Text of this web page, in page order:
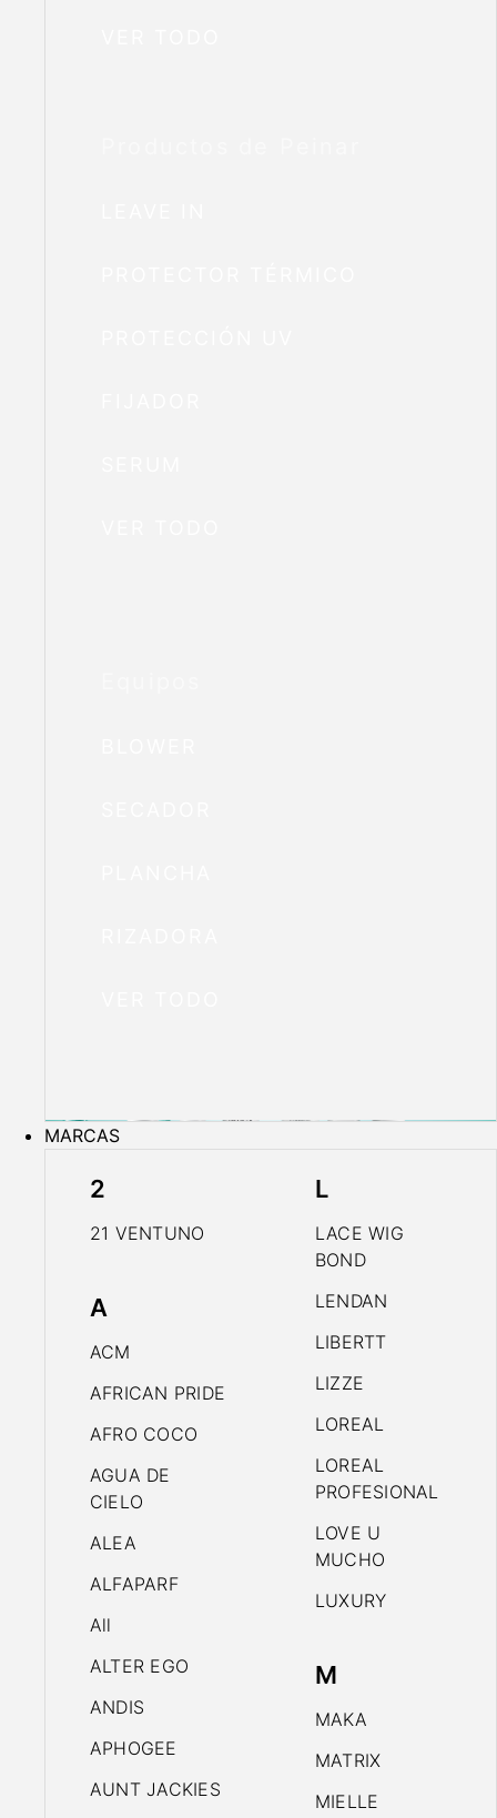
MARCAS
2
21 VENTUNO
A
ACM
AFRICAN PRIDE
AFRO COCO
AGUA DE
CIELO
ALEA
ALFAPARF
All
ALTER EGO
ANDIS
APHOGEE
AUNT JACKIES
L
LACE WIG
BOND
LENDAN
LIBERTT
LIZZE
LOREAL
LOREAL
PROFESIONAL
LOVE U
MUCHO
LUXURY
M
MAKA
MATRIX
MIELLE